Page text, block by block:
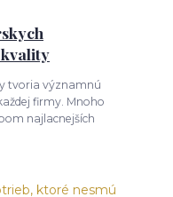
kvality
tvoria významnú
firmy. Mnoho
najlacnejších